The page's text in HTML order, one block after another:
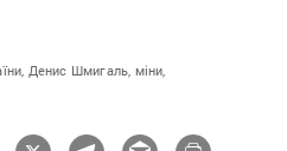
Денис Шмигаль, міни,